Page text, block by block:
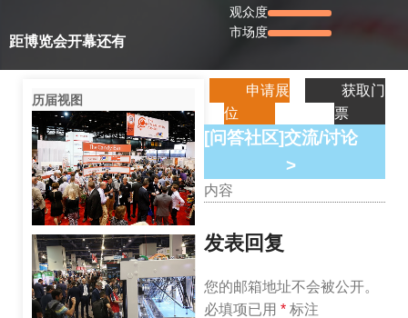
观众度
市场度
距博览会开幕还有
历届视图
申请展
位
获取门
票
[问答社区]交流/讨论
>
内容
发表回复
您的邮箱地址不会被公开。
必填项已用 * 标注